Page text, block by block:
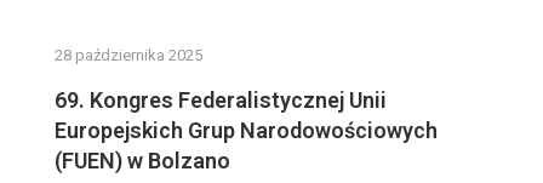
28 października 2025
69. Kongres Federalistycznej Unii
Europejskich Grup Narodowościowych
(FUEN) w Bolzano